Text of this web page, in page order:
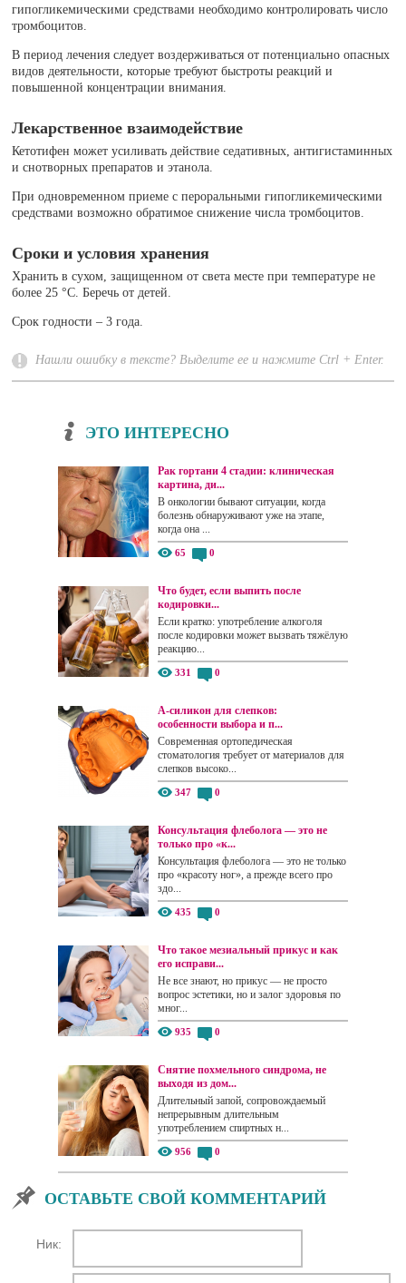
гипогликемическими средствами необходимо контролировать число
тромбоцитов.
В период лечения следует воздерживаться от потенциально опасных
видов деятельности, которые требуют быстроты реакций и
повышенной концентрации внимания.
Лекарственное взаимодействие
Кетотифен может усиливать действие седативных, антигистаминных
и снотворных препаратов и этанола.
При одновременном приеме с пероральными гипогликемическими
средствами возможно обратимое снижение числа тромбоцитов.
Сроки и условия хранения
Хранить в сухом, защищенном от света месте при температуре не
более 25 °C. Беречь от детей.
Срок годности – 3 года.
Нашли ошибку в тексте? Выделите ее и нажмите Ctrl + Enter.
ЭТО ИНТЕРЕСНО
Рак гортани 4 стадии: клиническая
картина, ди...
В онкологии бывают ситуации, когда
болезнь обнаруживают уже на этапе,
когда она ...
65 0
Что будет, если выпить после
кодировки...
Если кратко: употребление алкоголя
после кодировки может вызвать тяжёлую
реакцию...
331 0
А-силикон для слепков:
особенности выбора и п...
Современная ортопедическая
стоматология требует от материалов для
слепков высоко...
347 0
Консультация флеболога — это не
только про «к...
Консультация флеболога — это не только
про «красоту ног», а прежде всего про
здо...
435 0
Что такое мезиальный прикус и как
его исправи...
Не все знают, но прикус — не просто
вопрос эстетики, но и залог здоровья по
мног...
935 0
Снятие похмельного синдрома, не
выходя из дом...
Длительный запой, сопровождаемый
непрерывным длительным
употреблением спиртных н...
956 0
ОСТАВЬТЕ СВОЙ КОММЕНТАРИЙ
Ник: